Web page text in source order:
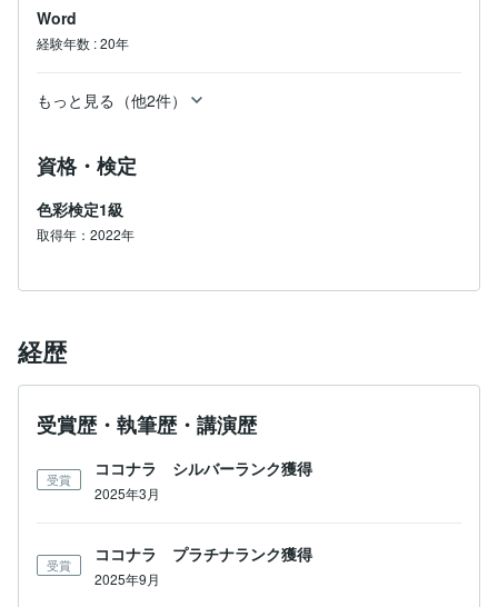
Word
経験年数 :20年
もっと見る（他2件）
資格・検定
色彩検定1級
取得年：2022年
経歴
受賞歴・執筆歴・講演歴
受賞
ココナラ シルバーランク獲得
2025年3月
受賞
ココナラ プラチナランク獲得
2025年9月